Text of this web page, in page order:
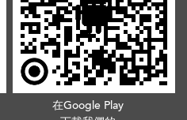
在Google Play